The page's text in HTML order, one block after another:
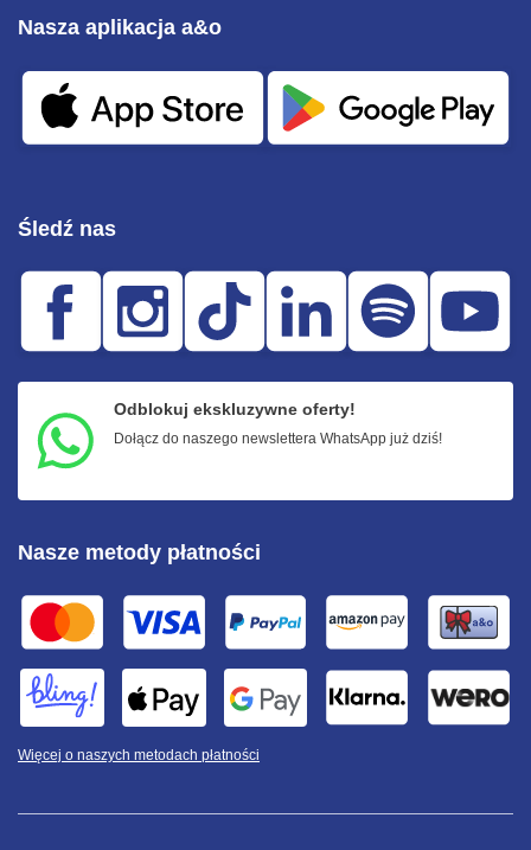
Śledź nas
Odblokuj ekskluzywne oferty!
Dołącz do naszego newslettera WhatsApp już dziś!
Nasza aplikacja a&o
Nasze metody płatności
Więcej o naszych metodach płatności